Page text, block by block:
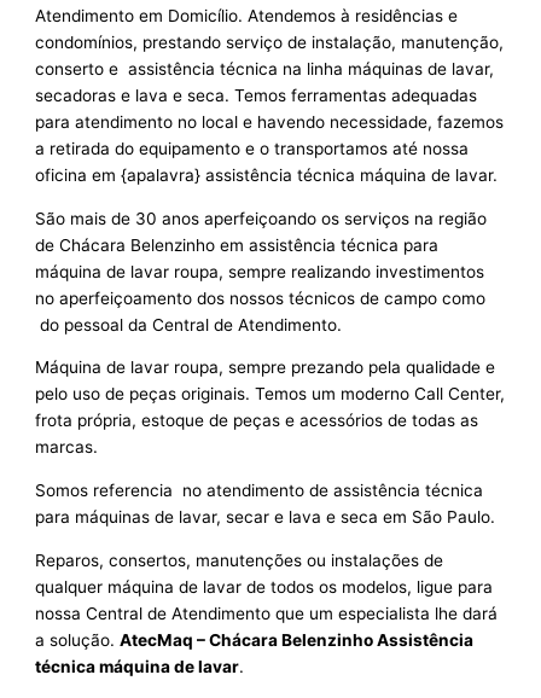
Atendimento em Domicílio. Atendemos à residências e
condomínios, prestando serviço de instalação, manutenção,
conserto e assistência técnica na linha máquinas de lavar,
secadoras e lava e seca. Temos ferramentas adequadas
para atendimento no local e havendo necessidade, fazemos
a retirada do equipamento e o transportamos até nossa
oficina em {apalavra} assistência técnica máquina de lavar.
São mais de 30 anos aperfeiçoando os serviços na região
de Chácara Belenzinho em assistência técnica para
máquina de lavar roupa, sempre realizando investimentos
no aperfeiçoamento dos nossos técnicos de campo como
do pessoal da Central de Atendimento.
Máquina de lavar roupa, sempre prezando pela qualidade e
pelo uso de peças originais. Temos um moderno Call Center,
frota própria, estoque de peças e acessórios de todas as
marcas.
Somos referencia no atendimento de assistência técnica
para máquinas de lavar, secar e lava e seca em São Paulo.
Reparos, consertos, manutenções ou instalações de
qualquer máquina de lavar de todos os modelos, ligue para
nossa Central de Atendimento que um especialista lhe dará
a solução.AtecMaq – Chácara Belenzinho Assistência
técnica máquina de lavar.